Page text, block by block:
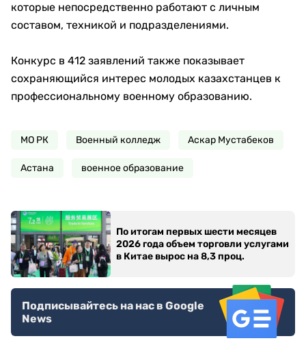
которые непосредственно работают с личным
составом, техникой и подразделениями.
Конкурс в 412 заявлений также показывает
сохраняющийся интерес молодых казахстанцев к
профессиональному военному образованию.
МО РК Военный колледж Аскар Мустабеков
Астана военное образование
По итогам первых шести месяцев
2026 года объем торговли услугами
в Китае вырос на 8,3 проц.
Подписывайтесь на нас в Google
News